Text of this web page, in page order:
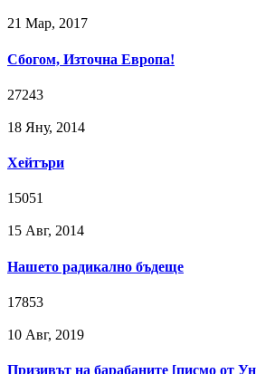
21 Мар, 2017
Сбогом, Източна Европа!
27243
18 Яну, 2014
Хейтъри
15051
15 Авг, 2014
Нашето радикално бъдеще
17853
10 Авг, 2019
Призивът на барабаните [писмо от